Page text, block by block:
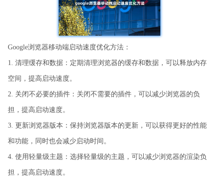
Google浏览器移动端启动速度优化方法：
1. 清理缓存和数据：定期清理浏览器的缓存和数据，可以释放内存
空间，提高启动速度。
2. 关闭不必要的插件：关闭不需要的插件，可以减少浏览器的负
担，提高启动速度。
3. 更新浏览器版本：保持浏览器版本的更新，可以获得更好的性能
和功能，同时也会减少启动时间。
4. 使用轻量级主题：选择轻量级的主题，可以减少浏览器的渲染负
担，提高启动速度。